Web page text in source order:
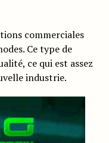
commerciales
Ce type de
ce qui est assez
industrie.